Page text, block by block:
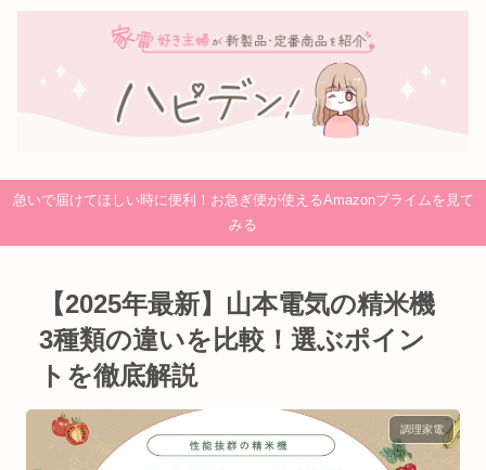
急いで届けてほしい時に便利！お急ぎ便が使えるAmazonプライムを見て
みる
【2025年最新】山本電気の精米機
3種類の違いを比較！選ぶポイン
トを徹底解説
調理家電